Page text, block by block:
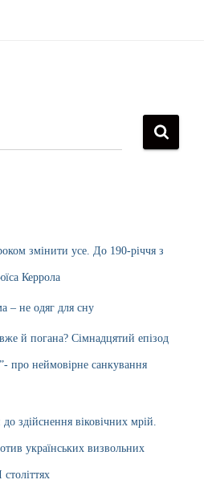
змінити усе. До 190-річчя з
Керрола
– не одяг для сну
й погана? Сімнадцятий епізод
про неймовірне санкування
здійснення віковічних мрій.
українських визвольних